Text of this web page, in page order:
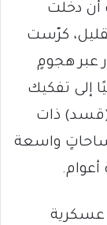
أن دخلت
كرّست
عبر هجومٍ
إلى تفكيك
(قسد) ذات
واسعة
عسكرية